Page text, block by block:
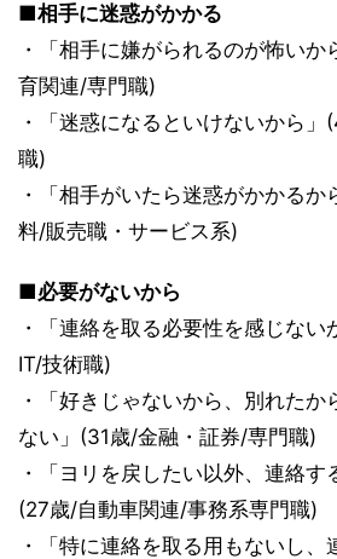
■相手に迷惑がかかる
・「相手に嫌がられるのが怖い
育関連/専門職)
・「迷惑になるといけないから
職)
・「相手がいたら迷惑がかかる
料/販売職・サービス系)
■必要がないから
・「連絡を取る必要性を感じない
IT/技術職)
・「好きじゃないから、別れたか
ない」(31歳/金融・証券/専門職)
・「ヨリを戻したい以外、連絡す
(27歳/自動車関連/事務系専門職)
・「特に連絡を取る用もないし、